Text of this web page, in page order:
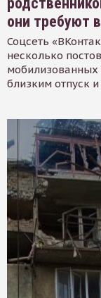
они требуют
Соцсеть
несколько
мобилизованных
близким отпуск